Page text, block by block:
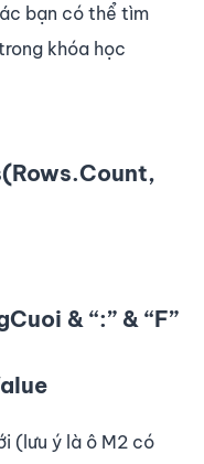
bạn có thể tìm
khóa học
& “:” & “F”
(lưu ý là ô M2 có